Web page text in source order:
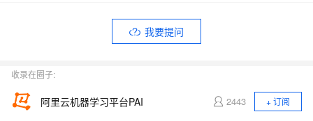
我要提问
收录在圈子:
阿里云机器学习平台PAI 2443 + 订阅